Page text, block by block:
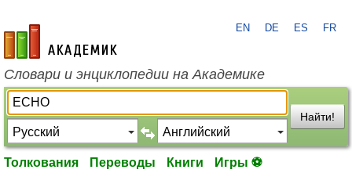
academic.ru
EN DE ES FR
Словари и энциклопедии на Академике
Найти!
Толкования Переводы Книги Игры ⚽